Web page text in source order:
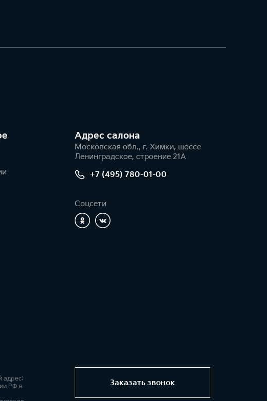
Адрес салонa
Московская обл., г. Химки, шоссе
Ленинградское, строение 21А
+7 (495) 780-01-00
Соцсети
Заказать звонок
адрес:
РФ в